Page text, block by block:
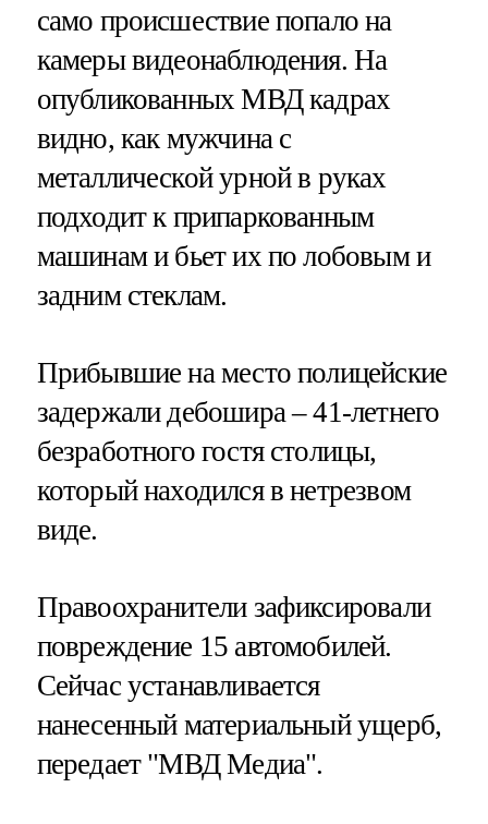
само происшествие попало на
камеры видеонаблюдения. На
опубликованных МВД кадрах
видно, как мужчина с
металлической урной в руках
подходит к припаркованным
машинам и бьет их по лобовым и
задним стеклам.
Прибывшие на место полицейские
задержали дебошира – 41-летнего
безработного гостя столицы,
который находился в нетрезвом
виде.
Правоохранители зафиксировали
повреждение 15 автомобилей.
Сейчас устанавливается
нанесенный материальный ущерб,
передает "МВД Медиа".